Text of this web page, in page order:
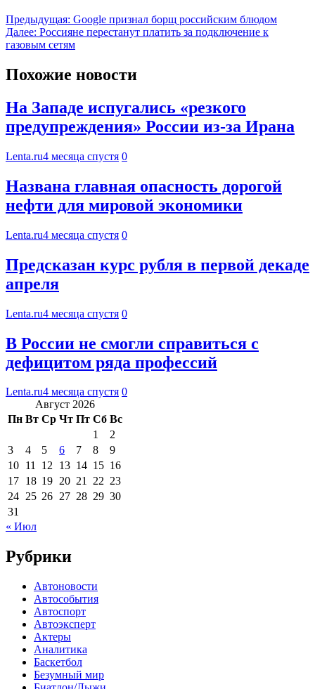
Предыдущая: Google признал борщ российским блюдом
Далее: Россияне перестанут платить за подключение к
газовым сетям
Похожие новости
На Западе испугались «резкого
предупреждения» России из-за Ирана
Lenta.ru4 месяца спустя 0
Названа главная опасность дорогой
нефти для мировой экономики
Lenta.ru4 месяца спустя 0
Предсказан курс рубля в первой декаде
апреля
Lenta.ru4 месяца спустя 0
В России не смогли справиться с
дефицитом ряда профессий
Lenta.ru4 месяца спустя 0
Август 2026
Пн Вт Ср Чт Пт Сб Вс
1
2
3
4 5 6 7 8
9
10 11 12 13 14 15 16
17 18 19 20 21 22 23
24 25 26 27 28 29 30
31
« Июл
Рубрики
Автоновости
Автособытия
Автоспорт
Автоэксперт
Актеры
Аналитика
Баскетбол
Безумный мир